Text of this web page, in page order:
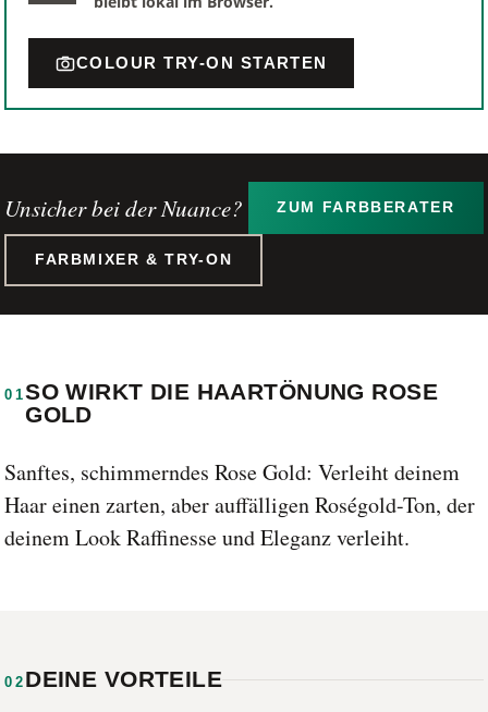
COLOUR TRY-ON STARTEN
Unsicher bei der Nuance? ZUM FARBBERATER
FARBMIXER & TRY-ON
01SO WIRKT DIE HAARTÖNUNG ROSE
GOLD
Sanftes, schimmerndes Rose Gold: Verleiht deinem
Haar einen zarten, aber auffälligen Roségold-Ton, der
deinem Look Raffinesse und Eleganz verleiht.
02 DEINE VORTEILE